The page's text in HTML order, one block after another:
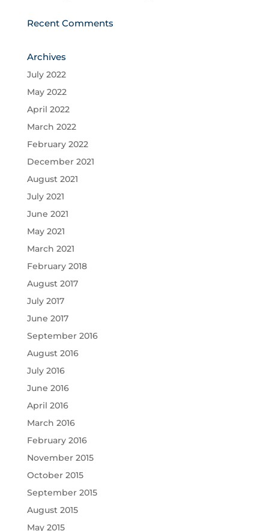
Recent Comments
Archives
July 2022
May 2022
April 2022
March 2022
February 2022
December 2021
August 2021
July 2021
June 2021
May 2021
March 2021
February 2018
August 2017
July 2017
June 2017
September 2016
August 2016
July 2016
June 2016
April 2016
March 2016
February 2016
November 2015
October 2015
September 2015
August 2015
May 2015